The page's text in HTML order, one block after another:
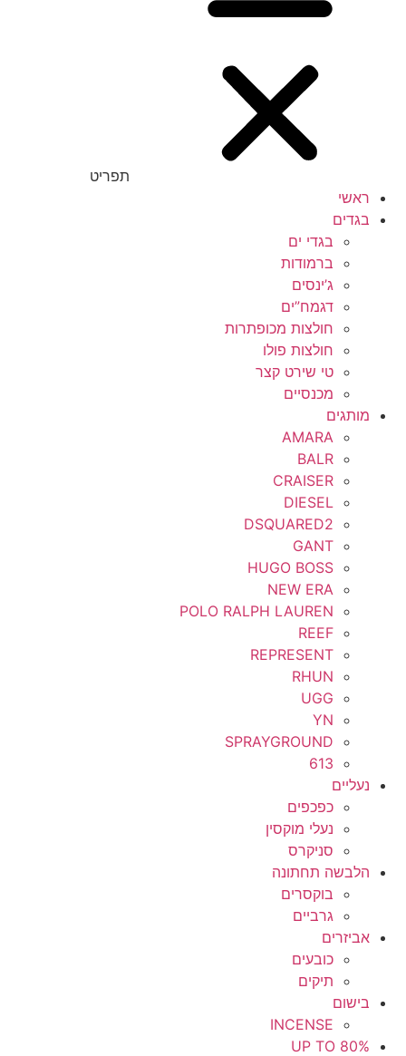
תפריט
ראשי
בגדים
בגדי ים
ברמודות
ג’ינסים
דגמח”ים
חולצות מכופתרות
חולצות פולו
טי שירט קצר
מכנסיים
מותגים
AMARA
BALR
CRAISER
DIESEL
DSQUARED2
GANT
HUGO BOSS
NEW ERA
POLO RALPH LAUREN
REEF
REPRESENT
RHUN
UGG
YN
SPRAYGROUND
613
נעליים
כפכפים
נעלי מוקסין
סניקרס
הלבשה תחתונה
בוקסרים
גרביים
אביזרים
כובעים
תיקים
בישום
INCENSE
UP TO 80%